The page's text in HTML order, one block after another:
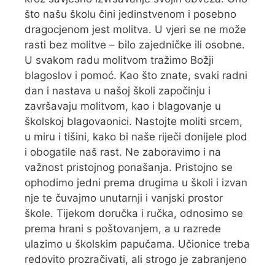
što našu školu čini jedinstvenom i posebno
dragocjenom jest molitva. U vjeri se ne može
rasti bez molitve – bilo zajedničke ili osobne.
U svakom radu molitvom tražimo Božji
blagoslov i pomoć. Kao što znate, svaki radni
dan i nastava u našoj školi započinju i
završavaju molitvom, kao i blagovanje u
školskoj blagovaonici. Nastojte moliti srcem,
u miru i tišini, kako bi naše riječi donijele plod
i obogatile naš rast. Ne zaboravimo i na
važnost pristojnog ponašanja. Pristojno se
ophodimo jedni prema drugima u školi i izvan
nje te čuvajmo unutarnji i vanjski prostor
škole. Tijekom doručka i ručka, odnosimo se
prema hrani s poštovanjem, a u razrede
ulazimo u školskim papučama. Učionice treba
redovito prozračivati, ali strogo je zabranjeno